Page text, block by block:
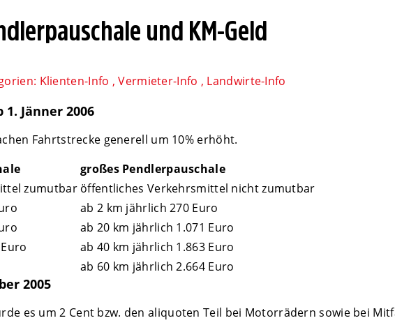
und KM-Geld
Klienten-Info ,Vermieter-Info , Landwirte-Info
Jänner 2006
Fahrtstrecke generell um 10% erhöht.
großes Pendlerpauschale
zumutbar öffentliches Verkehrsmittel nicht zumutbar
ab 2 km jährlich 270 Euro
ab 20 km jährlich 1.071 Euro
ab 40 km jährlich 1.863 Euro
ab 60 km jährlich 2.664 Euro
2005
es um 2 Cent bzw. den aliquoten Teil bei Motorrädern sowie bei